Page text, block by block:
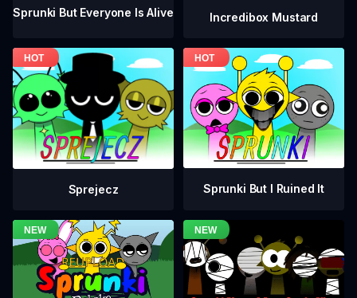
Sprunki But Everyone Is Alive Incredibox Mustard
Sprejecz Sprunki But I Ruined It